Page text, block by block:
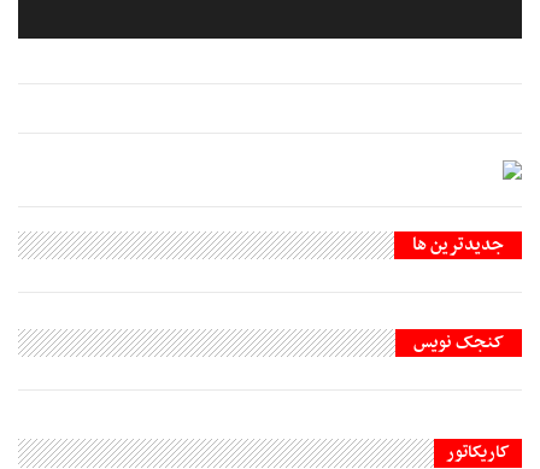
جديدترين ها
کنجک نویس
کاریکاتور